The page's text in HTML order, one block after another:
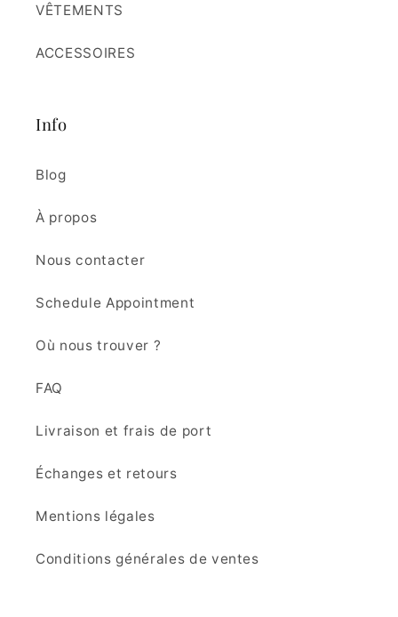
VÊTEMENTS
ACCESSOIRES
Info
Blog
À propos
Nous contacter
Schedule Appointment
Où nous trouver ?
FAQ
Livraison et frais de port
Échanges et retours
Mentions légales
Conditions générales de ventes